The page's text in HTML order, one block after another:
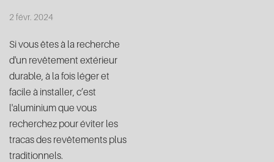
2 févr. 2024
Si vous êtes à la recherche
d'un revêtement extérieur
durable, à la fois léger et
facile à installer, c’est
l'aluminium que vous
recherchez pour éviter les
tracas des revêtements plus
traditionnels.